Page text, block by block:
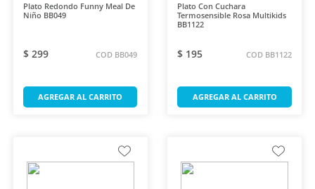
Plato Redondo Funny Meal De
Niño BB049
$ 299 COD BB049
AGREGAR AL CARRITO
Plato Con Cuchara
Termosensible Rosa Multikids
BB1122
$ 195 COD BB1122
AGREGAR AL CARRITO